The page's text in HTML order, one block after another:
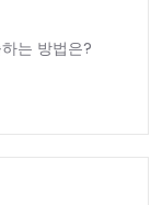
는 방법은?